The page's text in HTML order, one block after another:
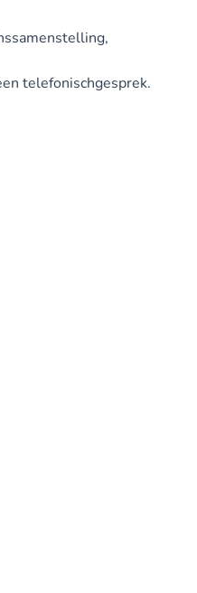
telefonischgesprek.